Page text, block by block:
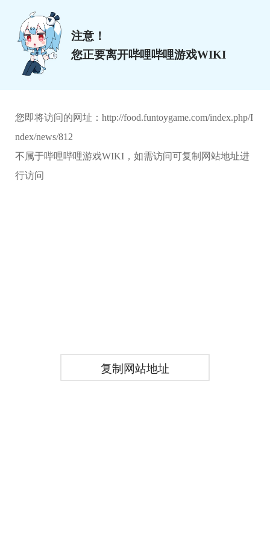
注意！
您正要离开哔哩哔哩游戏WIKI
您即将访问的网址： http://food.funtoygame.com/index.php/I
ndex/news/812
不属于哔哩哔哩游戏WIKI，如需访问可复制网站地址进
行访问
复制网站地址